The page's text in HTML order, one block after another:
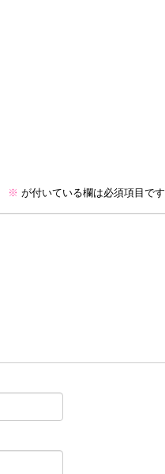
※ が付いている欄は必須項目です